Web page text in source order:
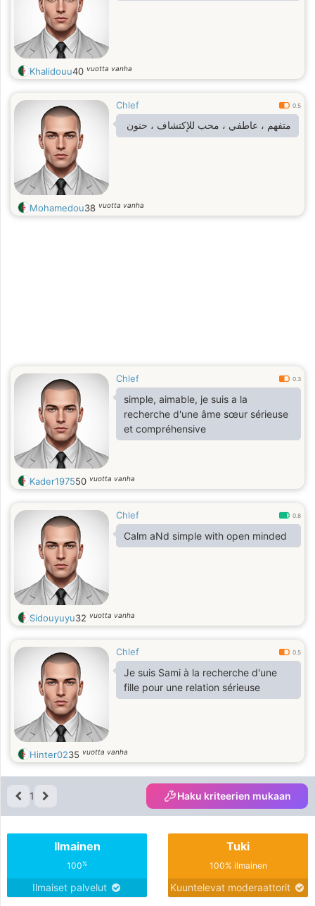
Khalidouu40 vuotta vanha
Chlef 0.5
متفهم ، عاطفي ، محب للإكتشاف ، حنون
Mohamedou38 vuotta vanha
Chlef 0.3
simple, aimable, je suis a la
recherche d'une âme sœur sérieuse
et compréhensive
Kader197550 vuotta vanha
Chlef 0.8
Calm aNd simple with open minded
Sidouyuyu32 vuotta vanha
Chlef 0.5
Je suis Sami à la recherche d'une
fille pour une relation sérieuse
Hinter0235 vuotta vanha
1 Haku kriteerien mukaan
Ilmainen
100%
Ilmaiset palvelut
Tuki
100% ilmainen
Kuuntelevat moderaattorit